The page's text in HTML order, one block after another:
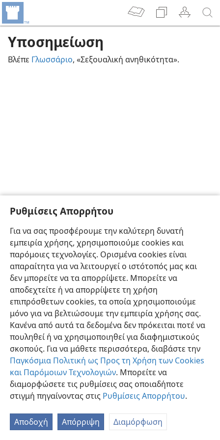
Ρυθμίσεις Απορρήτου
Για να σας προσφέρουμε την καλύτερη δυνατή
εμπειρία χρήσης, χρησιμοποιούμε cookies και
παρόμοιες τεχνολογίες. Ορισμένα cookies είναι
απαραίτητα για να λειτουργεί ο ιστότοπός μας και
δεν μπορείτε να τα απορρίψετε. Μπορείτε να
αποδεχτείτε ή να απορρίψετε τη χρήση
επιπρόσθετων cookies, τα οποία χρησιμοποιούμε
μόνο για να βελτιώσουμε την εμπειρία χρήσης σας.
Κανένα από αυτά τα δεδομένα δεν πρόκειται ποτέ να
πουληθεί ή να χρησιμοποιηθεί για διαφημιστικούς
σκοπούς. Για να μάθετε περισσότερα, διαβάστε την
Παγκόσμια Πολιτική ως Προς τη Χρήση των Cookies
και Παρόμοιων Τεχνολογιών. Μπορείτε να
διαμορφώσετε τις ρυθμίσεις σας οποιαδήποτε
στιγμή πηγαίνοντας στις Ρυθμίσεις Απορρήτου.
Αποδοχή Απόρριψη Διαμόρφωση
Υποσημείωση
Βλέπε Γλωσσάριο, «Σεξουαλική ανηθικότητα».
Ελληνική Προτιμήσεις
Copyright© 2026 Watch Tower Bible and Tract Society of Pennsylvania
Πολιτική Απορρήτου
Ρυθμίσεις Απορρήτου
JW.ORG
Σύνδεση